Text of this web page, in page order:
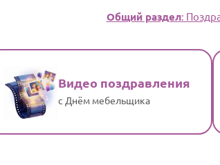
Общий раздел:
Видео поздравления
с Днём мебельщика